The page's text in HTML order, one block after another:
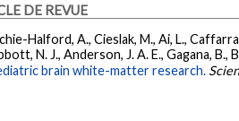
DE REVUE
Halford, A., Cieslak, M., Ai, L.,
N. J., Anderson, J. A. E., Gagana, B.,
brain white-matter research.